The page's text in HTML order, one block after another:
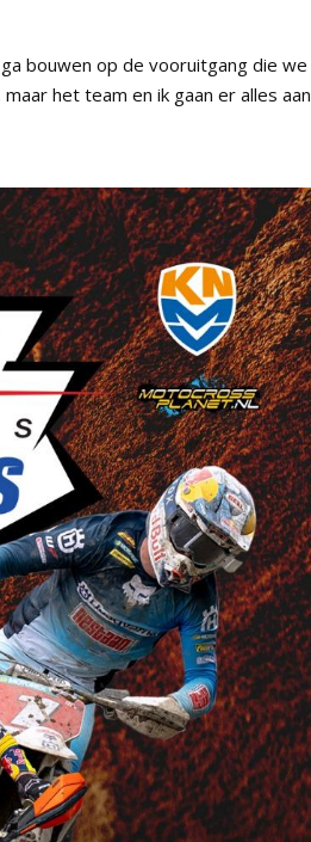
bouwen op de vooruitgang die we
het team en ik gaan er alles aan